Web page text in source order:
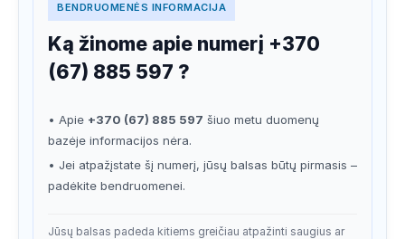
BENDRUOMENĖS INFORMACIJA
Ką žinome apie numerį +370
(67) 885 597 ?
• Apie +370 (67) 885 597 šiuo metu duomenų
bazėje informacijos nėra.
• Jei atpažįstate šį numerį, jūsų balsas būtų pirmasis –
padėkite bendruomenei.
Jūsų balsas padeda kitiems greičiau atpažinti saugius ar